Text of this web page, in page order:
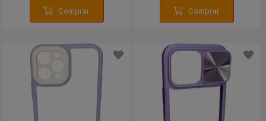
Comprar Comprar